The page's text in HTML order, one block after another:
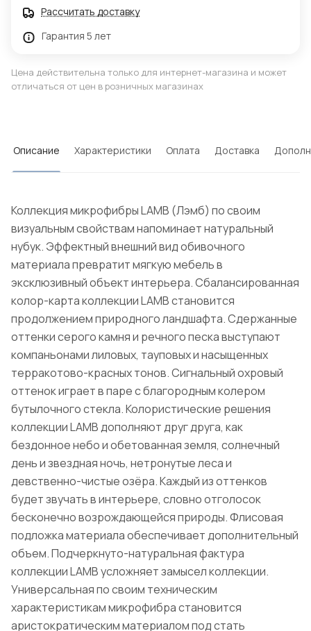
Рассчитать доставку
Гарантия 5 лет
Цена действительна только для интернет-магазина и может
отличаться от цен в розничных магазинах
Описание Характеристики Оплата Доставка
Коллекция микрофибры LAMB (Лэмб) по своим
визуальным свойствам напоминает натуральный
нубук. Эффектный внешний вид обивочного
материала превратит мягкую мебель в
эксклюзивный объект интерьера. Сбалансированная
колор-карта коллекции LAMB становится
продолжением природного ландшафта. Сдержанные
оттенки серого камня и речного песка выступают
компаньонами лиловых, тауповых и насыщенных
терракотово-красных тонов. Сигнальный охровый
оттенок играет в паре с благородным колером
бутылочного стекла. Колористические решения
коллекции LAMB дополняют друг друга, как
бездонное небо и обетованная земля, солнечный
день и звездная ночь, нетронутые леса и
девственно-чистые озёра. Каждый из оттенков
будет звучать в интерьере, словно отголосок
бесконечно возрождающейся природы. Флисовая
подложка материала обеспечивает дополнительный
объем. Подчеркнуто-натуральная фактура
коллекции LAMB усложняет замысел коллекции.
Универсальная по своим техническим
характеристикам микрофибра становится
аристократическим материалом под стать